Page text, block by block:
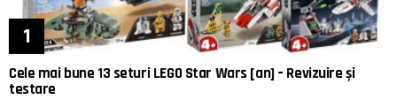
Cele mai bune 13 seturi LEGO Star Wars [an] – Revizuire și
testare